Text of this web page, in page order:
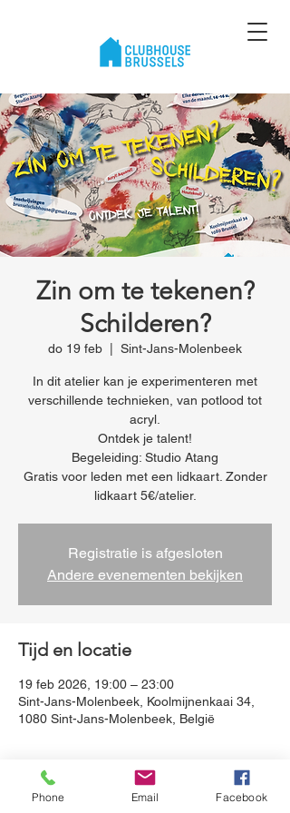
Zin om te tekenen?
Schilderen?
do 19 feb Sint-Jans-Molenbeek
In dit atelier kan je experimenteren met
verschillende technieken, van potlood tot
acryl.
Ontdek je talent!
Begeleiding: Studio Atang
Gratis voor leden met een lidkaart. Zonder
lidkaart 5€/atelier.
Registratie is afgesloten
Andere evenementen bekijken
Tijd en locatie
19 feb 2026, 19:00 – 23:00
Sint-Jans-Molenbeek, Koolmijnenkaai 34,
1080 Sint-Jans-Molenbeek, België
Over het evenement
Phone Email Facebook